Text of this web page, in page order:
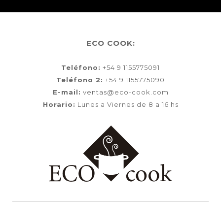
ECO COOK:
Teléfono: +54 9 1155775091
Teléfono 2: +54 9 1155775090
E-mail: ventas@eco-cook.com
Horario: Lunes a Viernes de 8 a 16 hs